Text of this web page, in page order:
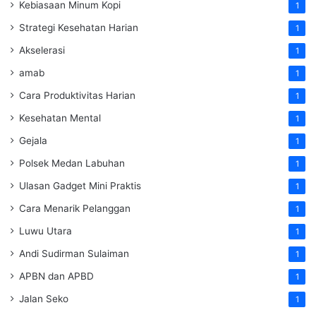
Kebiasaan Minum Kopi 1
Strategi Kesehatan Harian 1
Akselerasi 1
amab 1
Cara Produktivitas Harian 1
Kesehatan Mental 1
Gejala 1
Polsek Medan Labuhan 1
Ulasan Gadget Mini Praktis 1
Cara Menarik Pelanggan 1
Luwu Utara 1
Andi Sudirman Sulaiman 1
APBN dan APBD 1
Jalan Seko 1